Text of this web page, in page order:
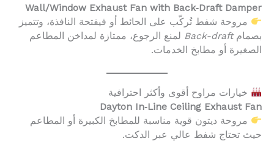
Wall/Window Exhaust Fan with Back‑Draft Damper
مروحة شفط تُركّب على الحائط أو فيفتحة النافذة، وتتميز
بصمامBack-draft لمنع الرجوع، ممتازة لمداخن المطاعم
الصغيرة أو مطابخ الخدمات.
خيارات مراوح أقوى وأكثر احترافية
Dayton In‑Line Ceiling Exhaust Fan
مروحة ديتون قوية مناسبة للمطابخ الكبيرة أو المطاعم
حيث تحتاج شفط عالي عبر الدكت.